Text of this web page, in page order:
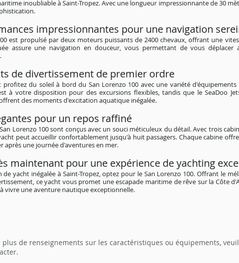
inoubliable à Saint-Tropez. Avec une longueur impressionnante de 30
impressionnantes pour une navigation
est propulsé par deux moteurs puissants de 2400 chevaux, offrant une
assure une navigation en douceur, vous permettant de vous
de divertissement de premier ordre
profitez du soleil à bord du San Lorenzo 100 avec une variété
à votre disposition pour des excursions flexibles, tandis que le SeaDoo
des moments d'excitation aquatique inégalée.
pour un repos raffiné
Lorenzo 100 sont conçus avec un souci méticuleux du détail. Avec trois
peut accueillir confortablement jusqu'à huit passagers. Chaque cabine
après une journée d'aventures en mer.
maintenant pour une expérience de yachting
yacht inégalée à Saint-Tropez, optez pour le San Lorenzo 100. Offrant le
ce yacht vous promet une escapade maritime de rêve sur la Côte
vivre une aventure nautique exceptionnelle.
plus de renseignements sur les caractéristiques ou équipements,